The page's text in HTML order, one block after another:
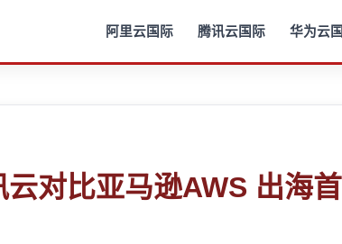
阿里云国际 腾讯云国际 华为云
对比亚马逊AWS 出海首